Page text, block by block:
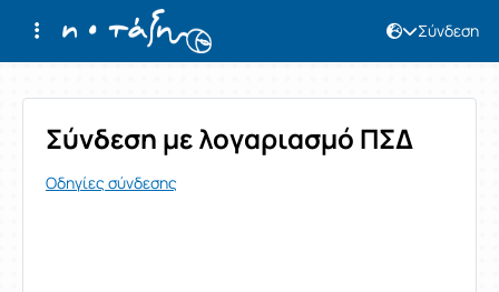
Σύνδεση
Σύνδεση
Σύνδεση με λογαριασμό ΠΣΔ
Οδηγίες σύνδεσης